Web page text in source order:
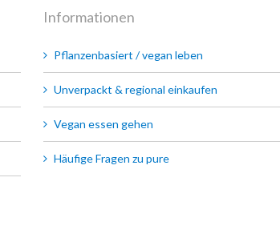
Informationen
Pflanzenbasiert / vegan leben
Unverpackt & regional einkaufen
Vegan essen gehen
Häufige Fragen zu pure